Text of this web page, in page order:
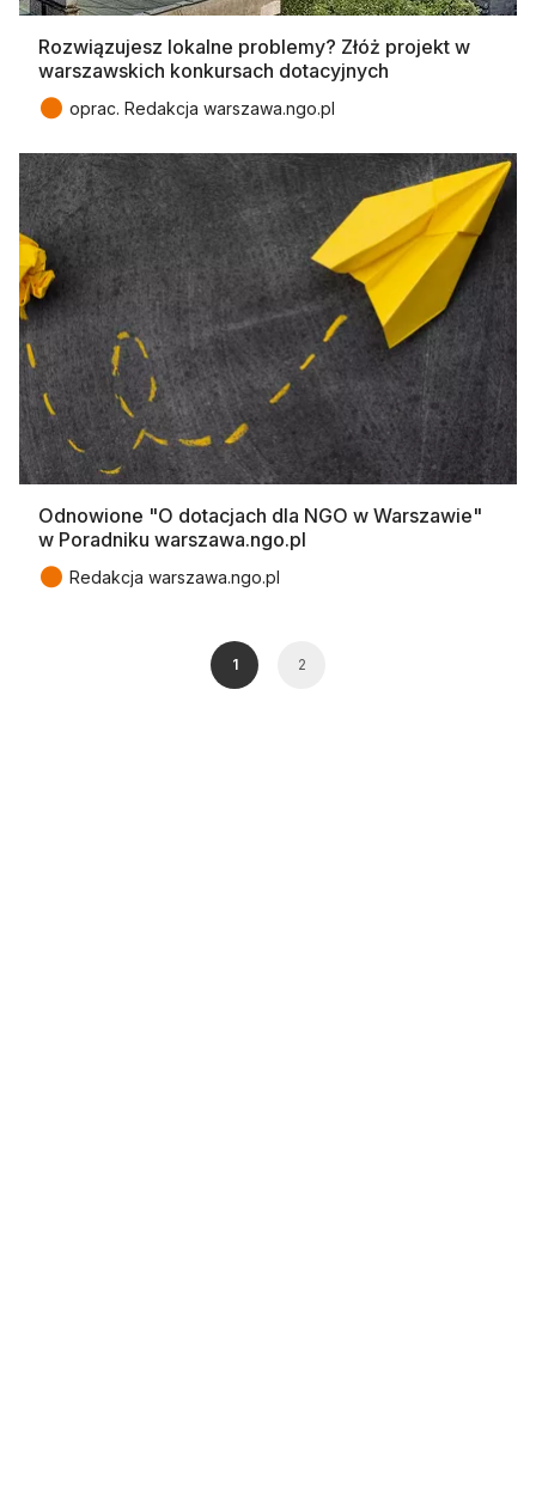
Rozwiązujesz lokalne problemy? Złóż projekt w
warszawskich konkursach dotacyjnych
● oprac. Redakcja warszawa.ngo.pl
Odnowione "O dotacjach dla NGO w Warszawie"
w Poradniku warszawa.ngo.pl
● Redakcja warszawa.ngo.pl
1 2